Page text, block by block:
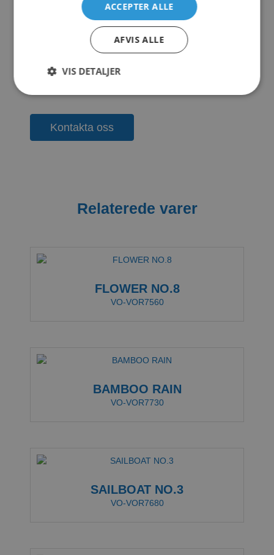
TALL
GRASS No2
1 file(s)
1.05 MB
Download
Kontakta oss
Relaterede varer
FLOWER NO.8
VO-VOR7560
BAMBOO RAIN
VO-VOR7730
SAILBOAT NO.3
VO-VOR7680
ACCEPTER ALLE
AFVIS ALLE
VIS DETALJER